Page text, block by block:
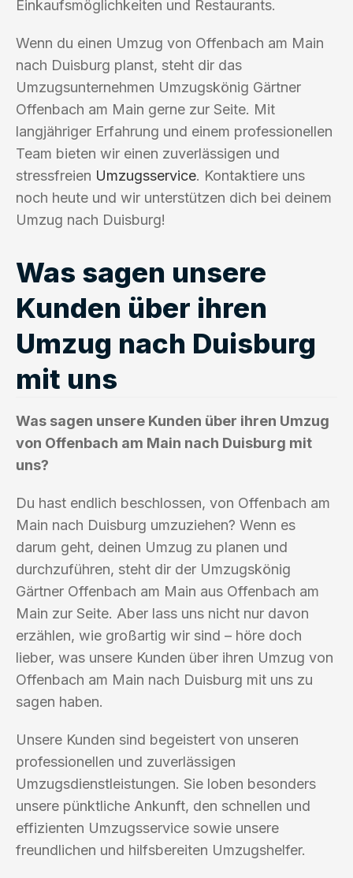
Einkaufsmöglichkeiten und Restaurants.
Wenn du einen Umzug von Offenbach am Main
nach Duisburg planst, steht dir das
Umzugsunternehmen Umzugskönig Gärtner
Offenbach am Main gerne zur Seite. Mit
langjähriger Erfahrung und einem professionellen
Team bieten wir einen zuverlässigen und
stressfreien Umzugsservice. Kontaktiere uns
noch heute und wir unterstützen dich bei deinem
Umzug nach Duisburg!
Was sagen unsere
Kunden über ihren
Umzug nach Duisburg
mit uns
Was sagen unsere Kunden über ihren Umzug
von Offenbach am Main nach Duisburg mit
uns?
Du hast endlich beschlossen, von Offenbach am
Main nach Duisburg umzuziehen? Wenn es
darum geht, deinen Umzug zu planen und
durchzuführen, steht dir der Umzugskönig
Gärtner Offenbach am Main aus Offenbach am
Main zur Seite. Aber lass uns nicht nur davon
erzählen, wie großartig wir sind – höre doch
lieber, was unsere Kunden über ihren Umzug von
Offenbach am Main nach Duisburg mit uns zu
sagen haben.
Unsere Kunden sind begeistert von unseren
professionellen und zuverlässigen
Umzugsdienstleistungen. Sie loben besonders
unsere pünktliche Ankunft, den schnellen und
effizienten Umzugsservice sowie unsere
freundlichen und hilfsbereiten Umzugshelfer.